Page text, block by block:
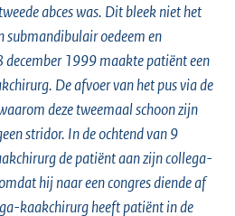
abces was. Dit bleek niet het
submandibulair oedeem en
1999 maakte patiënt een
De afvoer van het pus via de
deze tweemaal schoon zijn
stridor. In de ochtend van 9
de patiënt aan zijn collega-
hij naar een congres diende af
kaakchirurg heeft patiënt in de